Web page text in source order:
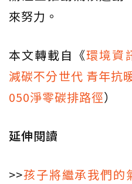
來努力。
本文轉載自《環境資
減碳不分世代 青年抗
050淨零碳排路徑）
延伸閱讀
>>孩子將繼承我們的